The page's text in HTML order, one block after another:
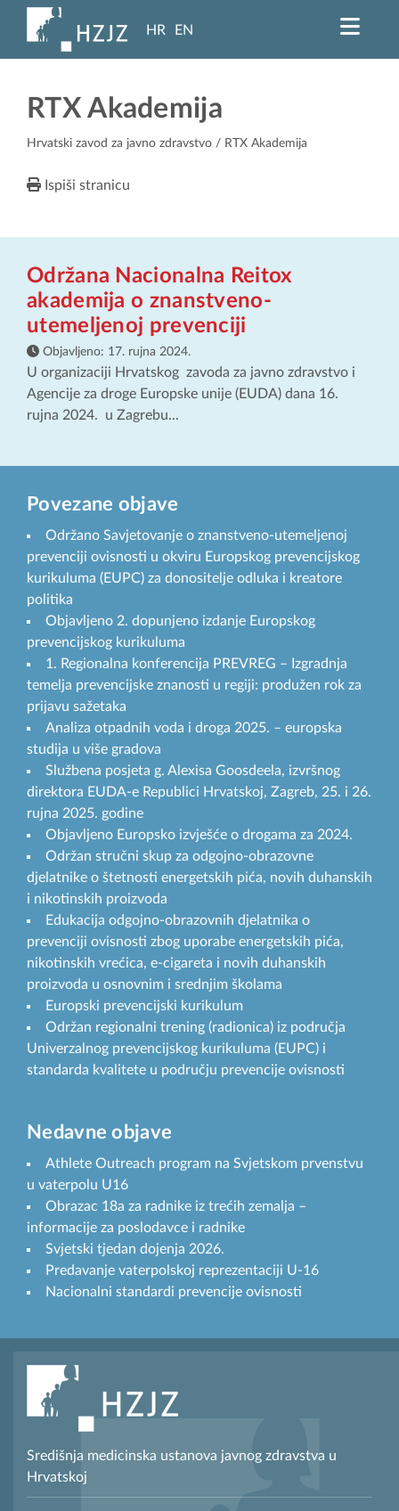
HR EN
RTX Akademija
Hrvatski zavod za javno zdravstvo / RTX Akademija
Ispiši stranicu
Održana Nacionalna Reitox
akademija o znanstveno-
utemeljenoj prevenciji
Objavljeno: 17. rujna 2024.
U organizaciji Hrvatskog zavoda za javno zdravstvo i
Agencije za droge Europske unije (EUDA) dana 16.
rujna 2024. u Zagrebu...
Povezane objave
Održano Savjetovanje o znanstveno-utemeljenoj
prevenciji ovisnosti u okviru Europskog prevencijskog
kurikuluma (EUPC) za donositelje odluka i kreatore
politika
Objavljeno 2. dopunjeno izdanje Europskog
prevencijskog kurikuluma
1. Regionalna konferencija PREVREG – Izgradnja
temelja prevencijske znanosti u regiji: produžen rok za
prijavu sažetaka
Analiza otpadnih voda i droga 2025. – europska
studija u više gradova
Službena posjeta g. Alexisa Goosdeela, izvršnog
direktora EUDA-e Republici Hrvatskoj, Zagreb, 25. i 26.
rujna 2025. godine
Objavljeno Europsko izvješće o drogama za 2024.
Održan stručni skup za odgojno-obrazovne
djelatnike o štetnosti energetskih pića, novih duhanskih
i nikotinskih proizvoda
Edukacija odgojno-obrazovnih djelatnika o
prevenciji ovisnosti zbog uporabe energetskih pića,
nikotinskih vrećica, e-cigareta i novih duhanskih
proizvoda u osnovnim i srednjim školama
Europski prevencijski kurikulum
Održan regionalni trening (radionica) iz područja
Univerzalnog prevencijskog kurikuluma (EUPC) i
standarda kvalitete u području prevencije ovisnosti
Nedavne objave
Athlete Outreach program na Svjetskom prvenstvu
u vaterpolu U16
Obrazac 18a za radnike iz trećih zemalja –
informacije za poslodavce i radnike
Svjetski tjedan dojenja 2026.
Predavanje vaterpolskoj reprezentaciji U-16
Nacionalni standardi prevencije ovisnosti
Središnja medicinska ustanova javnog zdravstva u
Hrvatskoj